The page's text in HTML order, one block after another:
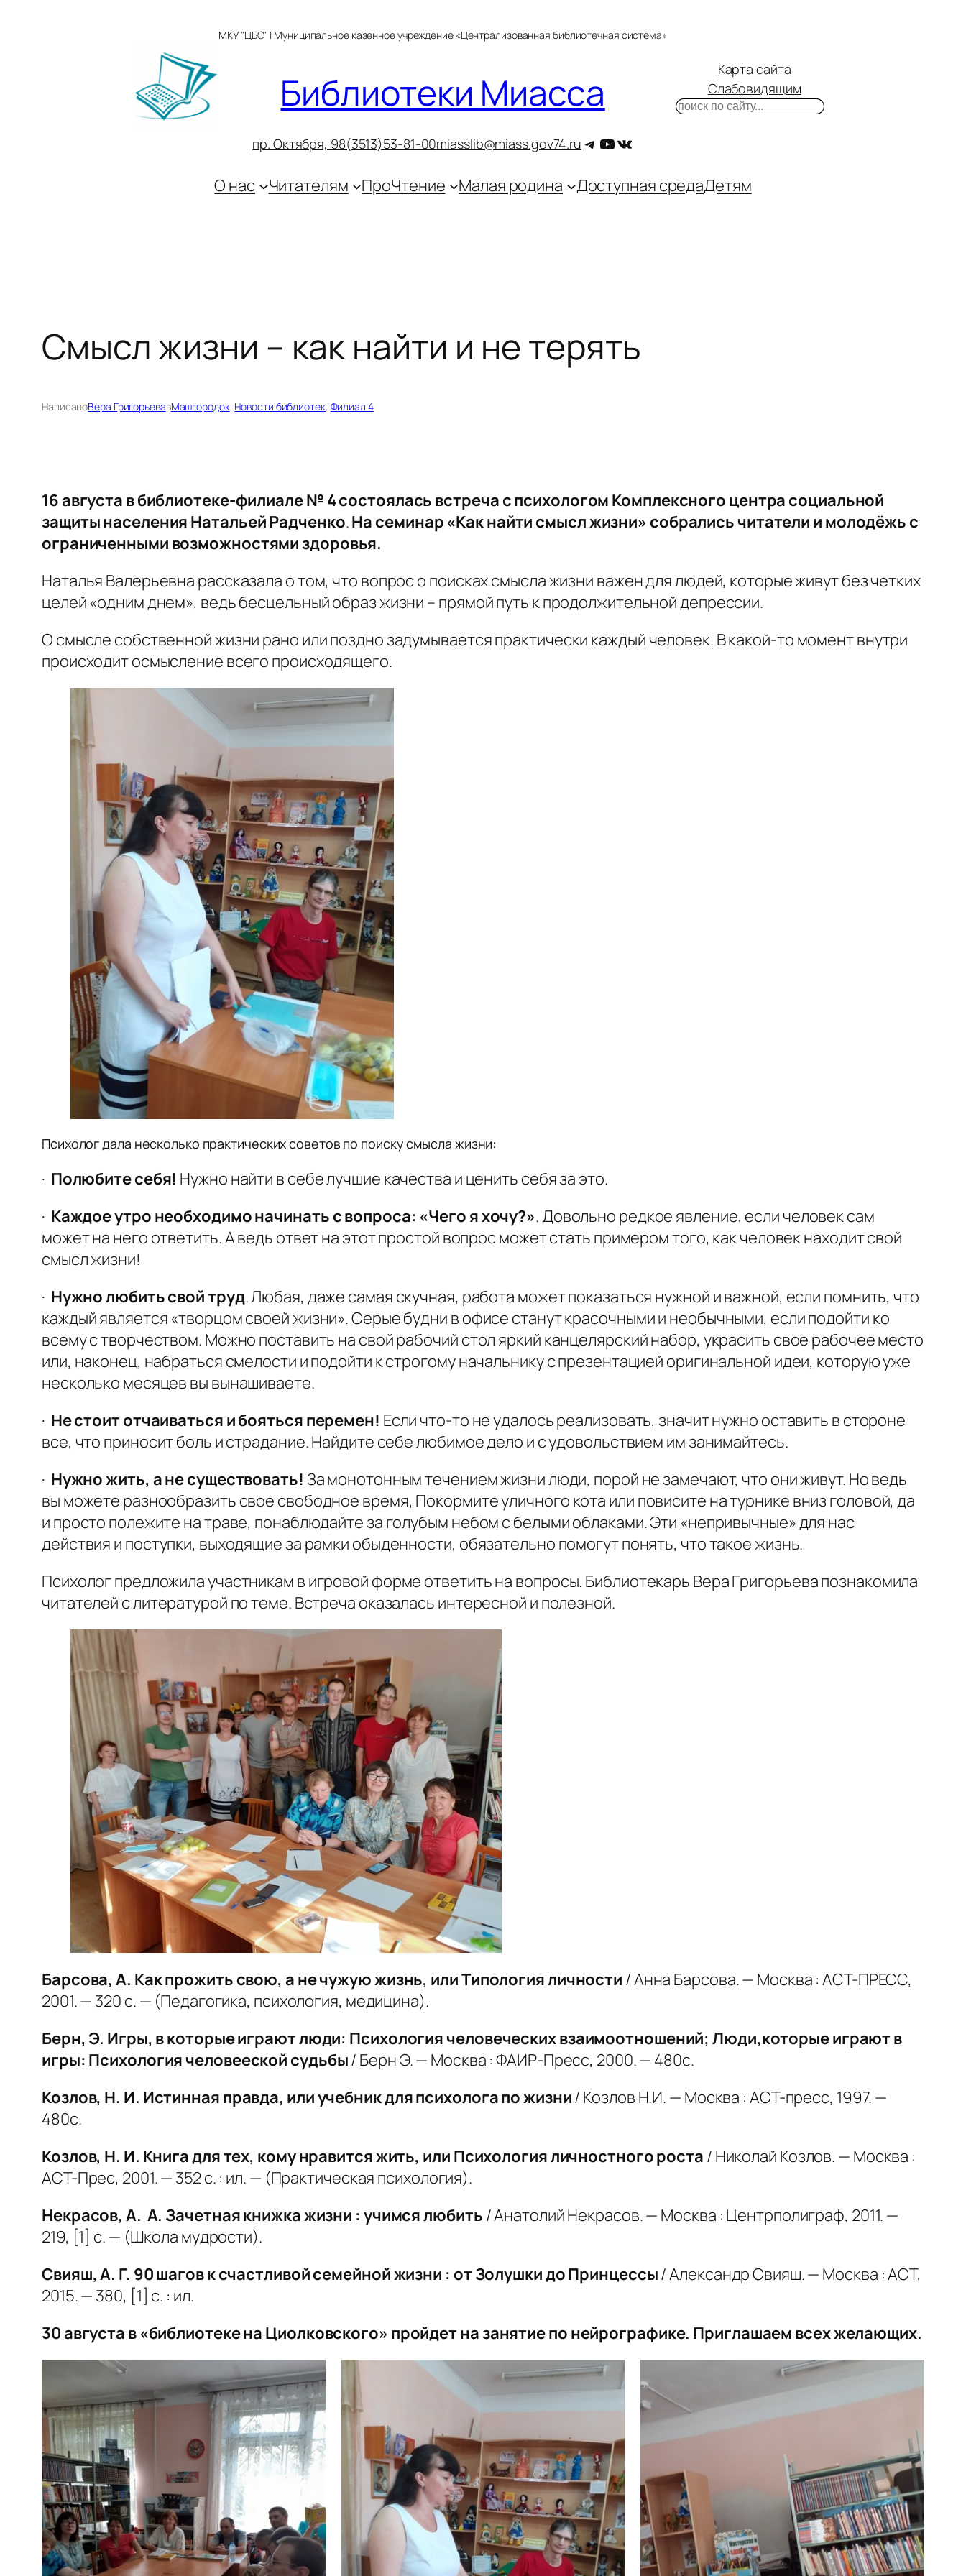
МКУ "ЦБС" | Муниципальное казенное учреждение «Централизованная библиотечная система»
Библиотеки Миасса
пр. Октября, 98(3513)53-81-00miasslib@miass.gov74.ru Telegram
YouTube
ВКонтакте
Карта сайта
Слабовидящим
Поиск
О нас Читателям ПроЧтение Малая родина Доступная средаДетям
Смысл жизни – как найти и не терять
НаписаноВера ГригорьевавМашгородок, Новости библиотек, Филиал 4
16 августа в библиотеке-филиале № 4 состоялась встреча с психологом Комплексного центра социальной
защиты населения Натальей Радченко.На семинар «Как найти смысл жизни» собрались читатели и молодёжь с
ограниченными возможностями здоровья.
Наталья Валерьевна рассказала о том, что вопрос о поисках смысла жизни важен для людей, которые живут без четких
целей «одним днем», ведь бесцельный образ жизни – прямой путь к продолжительной депрессии.
О смысле собственной жизни рано или поздно задумывается практически каждый человек. В какой-то момент внутри
происходит осмысление всего происходящего.
Психолог дала несколько практических советов по поиску смысла жизни:
· Полюбите себя! Нужно найти в себе лучшие качества и ценить себя за это.
· Каждое утро необходимо начинать с вопроса: «Чего я хочу?». Довольно редкое явление, если человек сам
может на него ответить. А ведь ответ на этот простой вопрос может стать примером того, как человек находит свой
смысл жизни!
· Нужно любить свой труд. Любая, даже самая скучная, работа может показаться нужной и важной, если помнить, что
каждый является «творцом своей жизни». Серые будни в офисе станут красочными и необычными, если подойти ко
всему с творчеством. Можно поставить на свой рабочий стол яркий канцелярский набор, украсить свое рабочее место
или, наконец, набраться смелости и подойти к строгому начальнику с презентацией оригинальной идеи, которую уже
несколько месяцев вы вынашиваете.
· Не стоит отчаиваться и бояться перемен! Если что-то не удалось реализовать, значит нужно оставить в стороне
все, что приносит боль и страдание. Найдите себе любимое дело и с удовольствием им занимайтесь.
· Нужно жить, а не существовать! За монотонным течением жизни люди, порой не замечают, что они живут. Но ведь
вы можете разнообразить свое свободное время, Покормите уличного кота или повисите на турнике вниз головой, да
и просто полежите на траве, понаблюдайте за голубым небом с белыми облаками. Эти «непривычные» для нас
действия и поступки, выходящие за рамки обыденности, обязательно помогут понять, что такое жизнь.
Психолог предложила участникам в игровой форме ответить на вопросы. Библиотекарь Вера Григорьева познакомила
читателей с литературой по теме. Встреча оказалась интересной и полезной.
Барсова, А. Как прожить свою, а не чужую жизнь, или Типология личности / Анна Барсова. — Москва : АСТ-ПРЕСС,
2001. — 320 с. — (Педагогика, психология, медицина).
Берн, Э. Игры, в которые играют люди: Психология человеческих взаимоотношений; Люди,которые играют в
игры: Психология человееской судьбы/ Берн Э. — Москва : ФАИР-Пресс, 2000. — 480с.
Козлов, Н. И. Истинная правда, или учебник для психолога по жизни/ Козлов Н.И. — Москва : АСТ-пресс, 1997. —
480с.
Козлов, Н. И. Книга для тех, кому нравится жить, или Психология личностного роста / Николай Козлов. — Москва :
АСТ-Прес, 2001. — 352 с. : ил. — (Практическая психология).
Некрасов, А. А. Зачетная книжка жизни : учимся любить / Анатолий Некрасов. — Москва : Центрполиграф, 2011. —
219, [1] с. — (Школа мудрости).
Свияш, А. Г. 90 шагов к счастливой семейной жизни : от Золушки до Принцессы/ Александр Свияш. — Москва : АСТ,
2015. — 380, [1] с. : ил.
30 августа в «библиотеке на Циолковского» пройдет на занятие по нейрографике. Приглашаем всех желающих.